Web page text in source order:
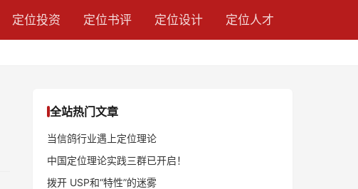
定位投资 定位书评 定位设计 定位人才
全站热门文章
当信鸽行业遇上定位理论
中国定位理论实践三群已开启！
拨开 USP和“特性”的迷雾